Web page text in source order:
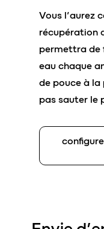
Vous l’aurez
récupération
permettra de
eau chaque
de pouce à la
pas sauter le